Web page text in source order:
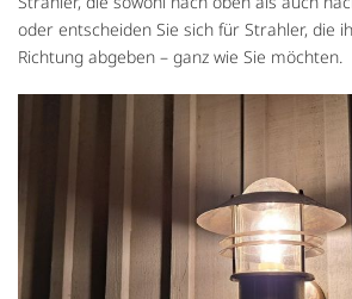
oder entscheiden Sie sich für Strahler, die
Richtung abgeben – ganz wie Sie möchten.